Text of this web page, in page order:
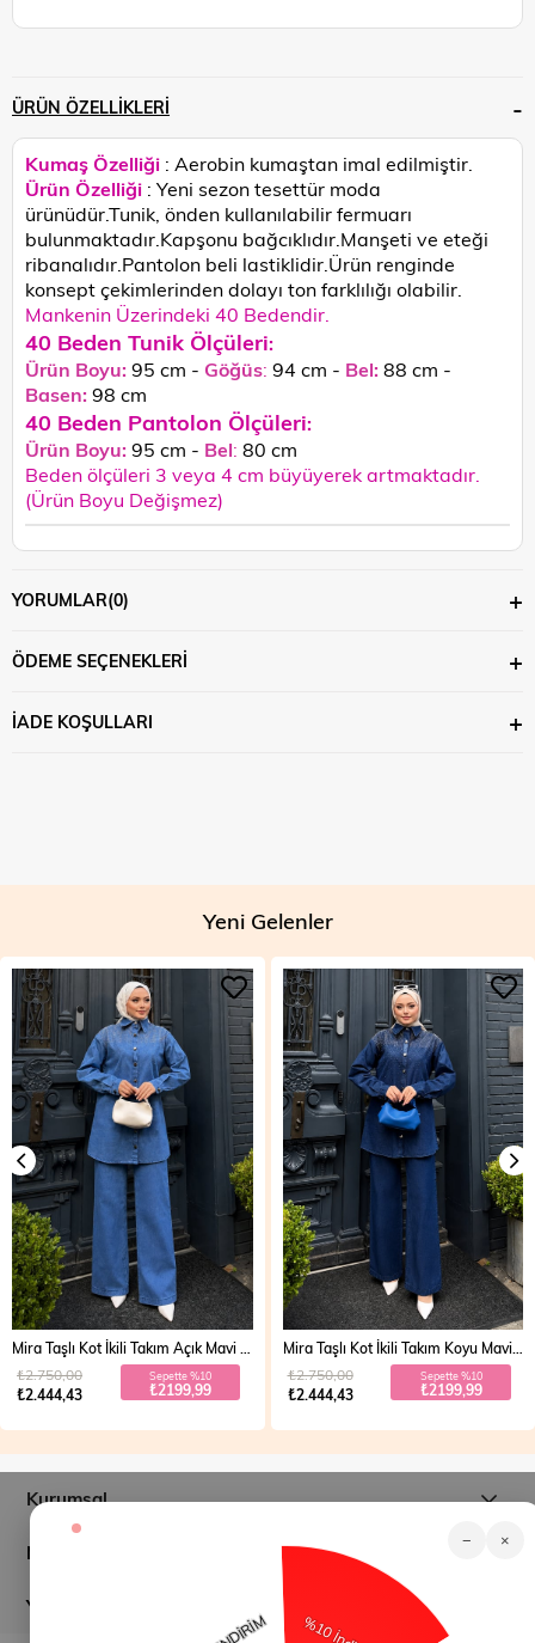
ÜRÜN ÖZELLIKLERI
Kumaş Özelliği : Aerobin kumaştan imal edilmiştir.
Ürün Özelliği : Yeni sezon tesettür moda
ürünüdür.Tunik, önden kullanılabilir fermuarı
bulunmaktadır.Kapşonu bağcıklıdır.Manşeti ve eteği
ribanalıdır.Pantolon beli lastiklidir. Ürün renginde
konsept çekimlerinden dolayı ton farklılığı olabilir.
Mankenin Üzerindeki 40 Bedendir.
40 Beden Tunik Ölçüleri:
Ürün Boyu:95 cm - Göğüs: 94 cm - Bel:88 cm -
Basen:98 cm
40 Beden Pantolon Ölçüleri:
Ürün Boyu:95 cm - Bel: 80 cm
Beden ölçüleri 3 veya 4 cm büyüyerek artmaktadır.
(Ürün Boyu Değişmez)
YORUMLAR(0)
ÖDEME SEÇENEKLERI
İADE KOŞULLARI
Yeni Gelenler
₺2.444,43
₺2.750,00 Sepette %10
₺2199,99
Mira Taşlı Kot İkili Takım Koyu Mavi 19286
₺2.444,43
₺2.750,00 Sepette %10
₺2199,99
Kurumsal
Müşteri İlişkileri
Yardım
− ×